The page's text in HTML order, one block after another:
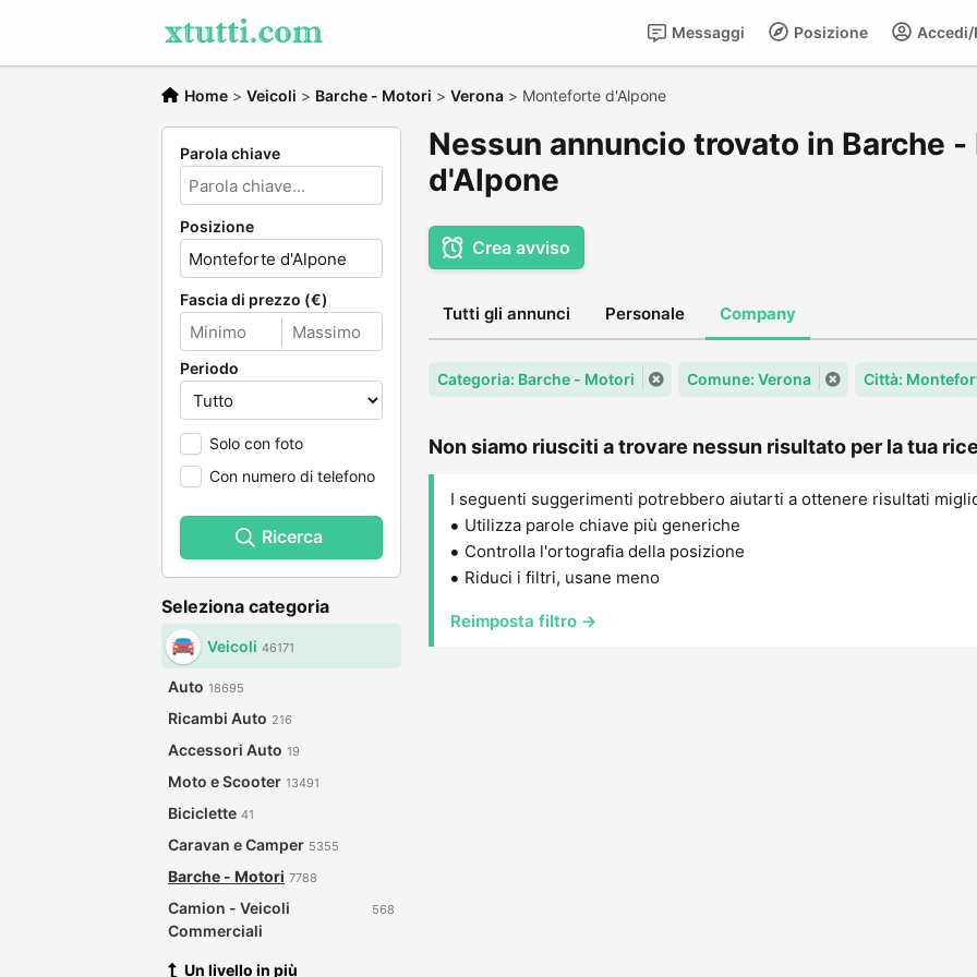
Posizione
Messaggi
Home > Veicoli > Barche - Motori > Verona > Monteforte d'Alpone
Parola chiave
Posizione
Fascia di prezzo (€)
Periodo
Solo con foto
Con numero di telefono
Ricerca
Seleziona categoria
Veicoli 46171
Auto 18695
Ricambi Auto 216
Accessori Auto 19
Moto e Scooter 13491
Biciclette 41
Caravan e Camper 5355
Barche - Motori 7788
Camion - Veicoli
Commerciali
568
Un livello in più
Nessun annuncio trovato in Barche
d'Alpone
Crea avviso
Tutti gli annunci Personale Company
Categoria: Barche - Motori Comune: Verona Città:
Non siamo riusciti a trovare nessun risultato per la tua
I seguenti suggerimenti potrebbero aiutarti a ottenere risultati
Utilizza parole chiave più generiche
Controlla l'ortografia della posizione
Riduci i filtri, usane meno
Reimposta filtro →